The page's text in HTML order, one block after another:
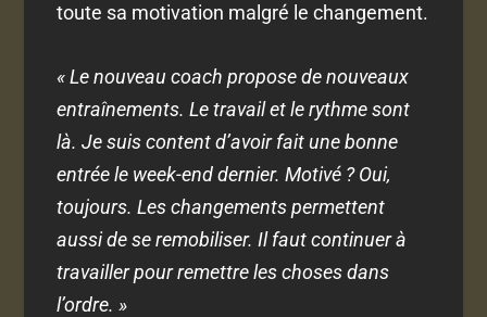
toute sa motivation malgré le changement.
« Le nouveau coach propose de nouveaux
entraînements. Le travail et le rythme sont
là. Je suis content d’avoir fait une bonne
entrée le week-end dernier. Motivé ? Oui,
toujours. Les changements permettent
aussi de se remobiliser. Il faut continuer à
travailler pour remettre les choses dans
l’ordre. »